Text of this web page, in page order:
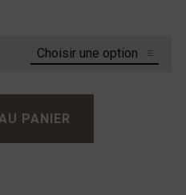
PANIER